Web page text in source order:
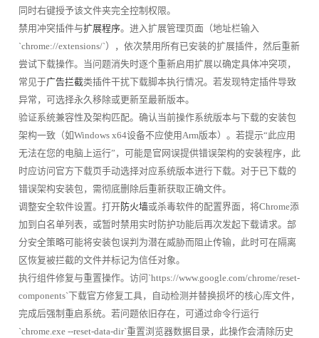
同时右键授予该文件夹完全控制权限。
禁用冲突插件与扩展程序。进入扩展管理页面（地址栏输入
`chrome://extensions/`），依次禁用所有已安装的扩展插件，然后重新
尝试下载操作。当问题消失时逐个重新启用扩展以确定具体冲突项，
常见于广告拦截类插件干扰下载脚本执行情况。若发现特定插件导致
异常，可选择永久移除或更新至最新版本。
验证系统兼容性及架构匹配。确认当前操作系统版本与下载的安装包
架构一致（如Windows x64设备不应使用Arm版本）。若提示“此应用
无法在您的电脑上运行”，可能是官网误提供错误架构的安装程序，此
时应访问官方下载页手动选择对应系统版本进行下载。对于已下载的
错误架构安装包，需彻底删除后重新获取正确文件。
调整安全软件设置。打开防火墙或杀毒软件的配置界面，将Chrome添
加到白名单列表，或暂时禁用实时防护功能后再次发起下载请求。部
分安全策略可能将安装包误判为潜在威胁而阻止传输，此时可在隔离
区恢复被拦截的文件并标记为信任对象。
执行组件修复与重置操作。访问`https://www.google.com/chrome/reset-
components`下载官方修复工具，自动检测并替换损坏的核心库文件，
完成后强制重启系统。若问题依旧存在，可通过命令行运行
`chrome.exe --reset-data-dir`重置浏览器数据目录，此操作会清除历史